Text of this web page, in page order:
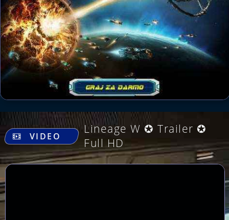
.
VIDEO
Lineage W ✪ Trailer ✪
Full HD